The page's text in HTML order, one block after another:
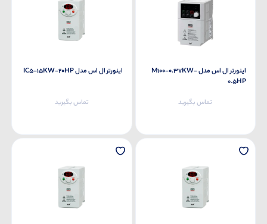
اینورتر ال اس مدل M100-0.37KW-
0.5HP
تماس بگیرید
اینورتر ال اس مدل IC5-15KW-20HP
تماس بگیرید